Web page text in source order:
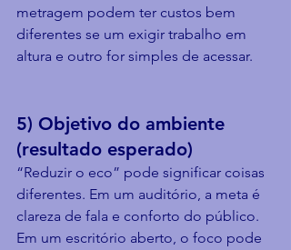
metragem podem ter custos bem
diferentes se um exigir trabalho em
altura e outro for simples de acessar.
5) Objetivo do ambiente
(resultado esperado)
“Reduzir o eco” pode significar coisas
diferentes. Em um auditório, a meta é
clareza de fala e conforto do público.
Em um escritório aberto, o foco pode